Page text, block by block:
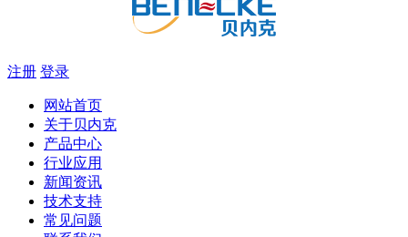
注册 登录
网站首页
关于贝内克
产品中心
行业应用
新闻资讯
技术支持
常见问题